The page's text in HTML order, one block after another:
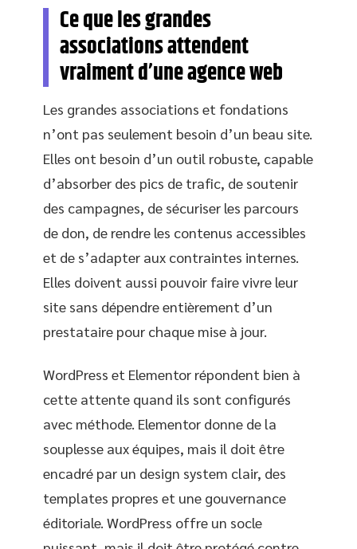
Ce que les grandes
associations attendent
vraiment d’une agence web
Les grandes associations et fondations
n’ont pas seulement besoin d’un beau site.
Elles ont besoin d’un outil robuste, capable
d’absorber des pics de trafic, de soutenir
des campagnes, de sécuriser les parcours
de don, de rendre les contenus accessibles
et de s’adapter aux contraintes internes.
Elles doivent aussi pouvoir faire vivre leur
site sans dépendre entièrement d’un
prestataire pour chaque mise à jour.
WordPress et Elementor répondent bien à
cette attente quand ils sont configurés
avec méthode. Elementor donne de la
souplesse aux équipes, mais il doit être
encadré par un design system clair, des
templates propres et une gouvernance
éditoriale. WordPress offre un socle